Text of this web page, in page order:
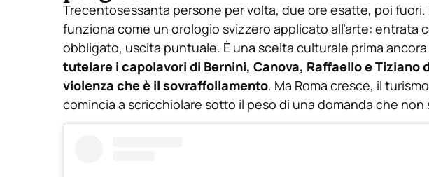
Trecentosessanta persone per volta, due ore esatte, poi fuori.
funziona come un orologio svizzero applicato all’arte: entrata
obbligato, uscita puntuale. È una scelta culturale prima
tutelare i capolavori di Bernini, Canova, Raffaello e Tiziano
violenza che è il sovraffollamento. Ma Roma cresce, il
comincia a scricchiolare sotto il peso di una domanda che non